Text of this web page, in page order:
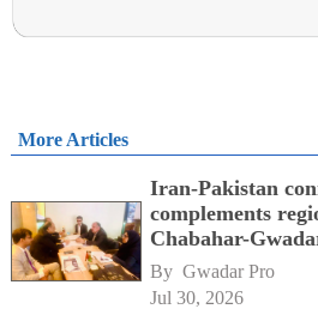
More Articles
Iran-Pakistan
complements
Chabahar-
momentum
network
By Gwadar Pro
Jul 30, 2026